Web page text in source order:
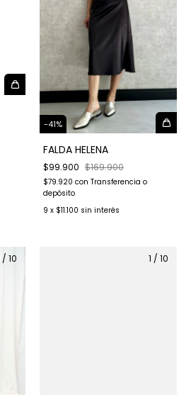
-41%
FALDA HELENA
$99.900 $169.900
$79.920 con Transferencia o
depósito
9 x $11.100 sin interés
/ 10 1 / 10